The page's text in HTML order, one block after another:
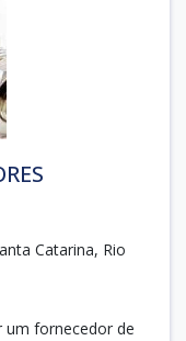
Catarina, Rio
um fornecedor de